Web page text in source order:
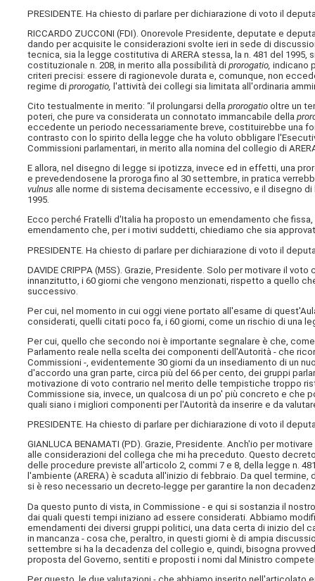
PRESIDENTE. Ha chiesto di parlare per dichiarazione di voto il
RICCARDO ZUCCONI (FDI). Onorevole Presidente, deputate e
dando per acquisite le considerazioni svolte ieri in sede di
tecnica, sia la legge costitutiva di ARERA stessa, la n. 481 del
costituzionale n. 208, in merito alla possibilità diprorogatio, indicano
criteri precisi: essere di ragionevole durata e, comunque, non
regime diprorogatio, l'attività dei collegi sia limitata all'ordinaria
Cito testualmente in merito: “il prolungarsi dellaprorogatio oltre un
poteri, che pure va considerata un connotato immancabile della
eccedente un periodo necessariamente breve, costituirebbe una
contrasto con lo spirito della legge che ha voluto obbligare
Commissioni parlamentari, in merito alla nomina del collegio di
E allora, nel disegno di legge si ipotizza, invece ed in effetti, una
e prevedendosene la proroga fino al 30 settembre, in pratica
vulnus alle norme di sistema decisamente eccessivo, e il disegno
1995.
Ecco perché Fratelli d'Italia ha proposto un emendamento che
emendamento che, per i motivi suddetti, chiediamo che sia
PRESIDENTE. Ha chiesto di parlare per dichiarazione di voto il
DAVIDE CRIPPA (M5S). Grazie, Presidente. Solo per motivare il
innanzitutto, i 60 giorni che vengono menzionati, rispetto a quello
successivo.
Per cui, nel momento in cui oggi viene portato all'esame di
considerati, quelli citati poco fa, i 60 giorni, come un rischio di una
Per cui, quello che secondo noi è importante segnalare è che,
Parlamento reale nella scelta dei componenti dell'Autorità - che
Commissioni -, evidentemente 30 giorni da un insediamento di un
d'accordo una gran parte, circa più del 66 per cento, dei gruppi
motivazione di voto contrario nel merito delle tempistiche troppo
Commissione sia, invece, un qualcosa di un po' più concreto e
quali siano i migliori componenti per l'Autorità da inserire e da
PRESIDENTE. Ha chiesto di parlare per dichiarazione di voto il
GIANLUCA BENAMATI (PD). Grazie, Presidente. Anch'io per
alle considerazioni del collega che mi ha preceduto. Questo
delle procedure previste all'articolo 2, commi 7 e 8, della legge n.
l'ambiente (ARERA) è scaduta all'inizio di febbraio. Da quel
si è reso necessario un decreto-legge per garantire la non
Da questo punto di vista, in Commissione - e qui si sostanzia il
dai quali questi tempi iniziano ad essere considerati. Abbiamo
emendamenti dei diversi gruppi politici, una data certa di inizio del
in mancanza - cosa che, peraltro, in questi giorni è di ampia
settembre si ha la decadenza del collegio e, quindi, bisogna
proposta del Governo, sentiti e proposti i nomi dal Ministro